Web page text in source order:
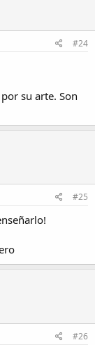
#24
su arte. Son
#25
#26